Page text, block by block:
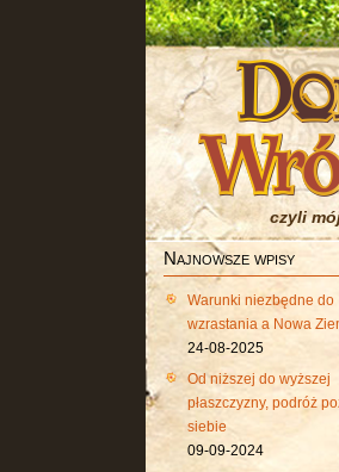
czyli
Najnowsze wpisy
Warunki niezbędne do
wzrastania a Nowa
24-08-2025
Od niższej do wyższej
płaszczyzny, podróż
siebie
09-09-2024